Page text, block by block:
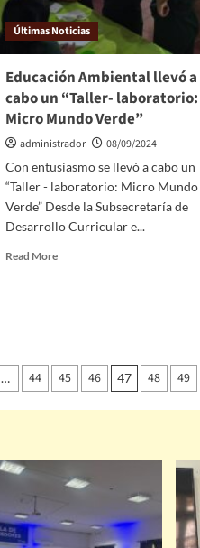
Últimas Noticias
Educación Ambiental llevó a
cabo un “Taller- laboratorio:
Micro Mundo Verde”
administrador
08/09/2024
Con entusiasmo se llevó a cabo un
“Taller - laboratorio: Micro Mundo
Verde” Desde la Subsecretaría de
Desarrollo Curricular e...
Read More
… 44 45 46 47 48 49